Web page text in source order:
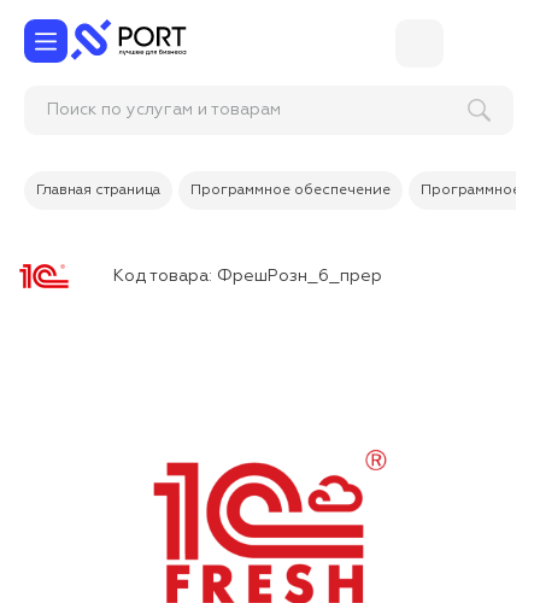
Поиск по услугам и товарам
Главная страница Программное обеспечение Программное
Код товара: ФрешРозн_6_прер